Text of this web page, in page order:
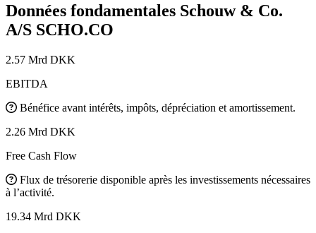
Données fondamentales Schouw & Co.
A/S SCHO.CO
2.57 Mrd DKK
EBITDA
Bénéfice avant intérêts, impôts, dépréciation et amortissement.
2.26 Mrd DKK
Free Cash Flow
Flux de trésorerie disponible après les investissements nécessaires
à l’activité.
19.34 Mrd DKK